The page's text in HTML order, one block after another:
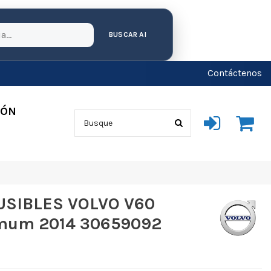
BUSCAR AI
Contáctenos
VOLVO V60
2014 30659092